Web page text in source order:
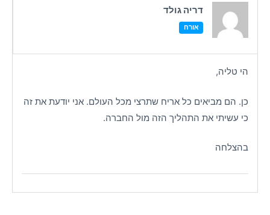
דריה גולד
אורח
הי טליה,
כן. הם מביאים כל אריח שתרצי מכל העולם. אני יודעת את זה
כי עשיתי את התהליך הזה מול החברה.
בהצלחה